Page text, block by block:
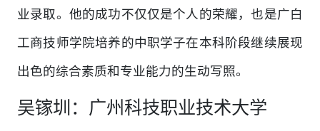
业录取。他的成功不仅仅是个人的荣耀，也是广白
工商技师学院培养的中职学子在本科阶段继续展现
出色的综合素质和专业能力的生动写照。
吴镓圳：广州科技职业技术大学